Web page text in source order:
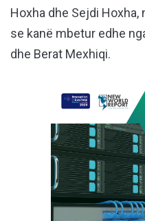
Hoxha dhe Sejdi
se kanë mbetur edhe
dhe Berat Mexhiqi.